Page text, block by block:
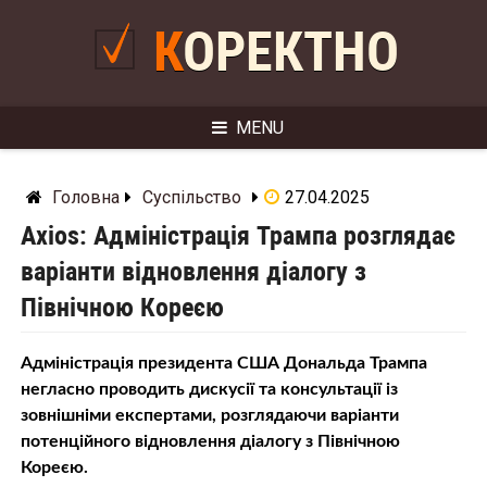
КОРЕКТНО
MENU
Головна Суспільство 27.04.2025
Axios: Адміністрація Трампа розглядає
варіанти відновлення діалогу з
Північною Кореєю
Адміністрація президента США Дональда Трампа
негласно проводить дискусії та консультації із
зовнішніми експертами, розглядаючи варіанти
потенційного відновлення діалогу з Північною
Кореєю.